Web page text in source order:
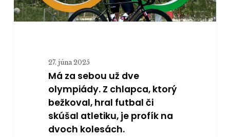
bežkoval,
27. júna 2025
Má za sebou už dve
olympiády. Z chlapca, ktorý
bežkoval, hral futbal či
skúšal atletiku, je profík na
dvoch kolesách.